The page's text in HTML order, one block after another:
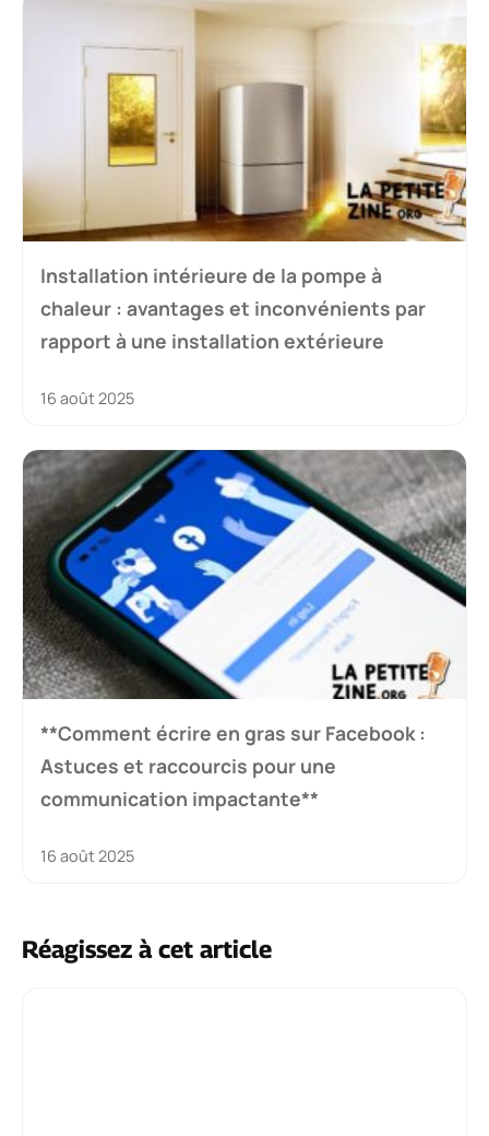
Installation intérieure de la pompe à
chaleur : avantages et inconvénients par
rapport à une installation extérieure
16 août 2025
**Comment écrire en gras sur Facebook :
Astuces et raccourcis pour une
communication impactante**
16 août 2025
Réagissez à cet article